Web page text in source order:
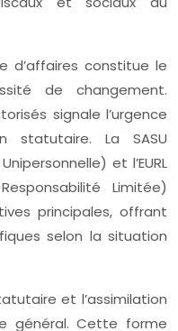
d’affaires constitue le
de changement.
signale l’urgence
statutaire. La SASU
et l’EURL
Limitée)
principales, offrant
selon la situation
et l’assimilation
général. Cette forme